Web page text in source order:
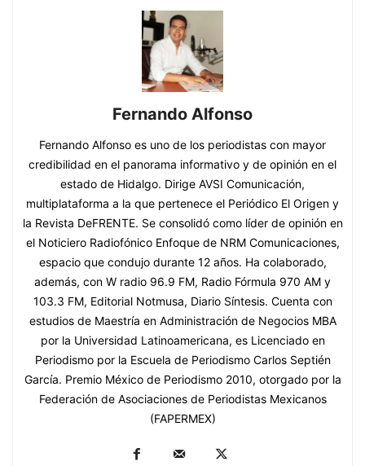
Fernando Alfonso
Fernando Alfonso es uno de los periodistas con mayor
credibilidad en el panorama informativo y de opinión en el
estado de Hidalgo. Dirige AVSI Comunicación,
multiplataforma a la que pertenece el Periódico El Origen y
la Revista DeFRENTE. Se consolidó como líder de opinión en
el Noticiero Radiofónico Enfoque de NRM Comunicaciones,
espacio que condujo durante 12 años. Ha colaborado,
además, con W radio 96.9 FM, Radio Fórmula 970 AM y
103.3 FM, Editorial Notmusa, Diario Síntesis. Cuenta con
estudios de Maestría en Administración de Negocios MBA
por la Universidad Latinoamericana, es Licenciado en
Periodismo por la Escuela de Periodismo Carlos Septién
García. Premio México de Periodismo 2010, otorgado por la
Federación de Asociaciones de Periodistas Mexicanos
(FAPERMEX)